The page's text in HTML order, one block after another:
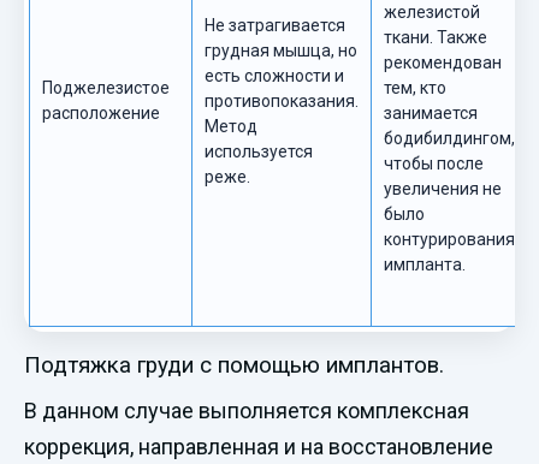
Поджелезистое
расположение
Не затрагивается
грудная мышца, но
есть сложности и
противопоказания.
Метод
используется
реже.
железистой
ткани. Также
рекомендован
тем, кто
занимается
бодибилдингом,
чтобы после
увеличения не
было
контурирования
импланта.
Подтяжка груди с помощью имплантов.
В данном случае выполняется комплексная
коррекция, направленная и на восстановление